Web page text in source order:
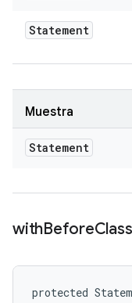
Statement
Muestra
Statement
withBefore
protected